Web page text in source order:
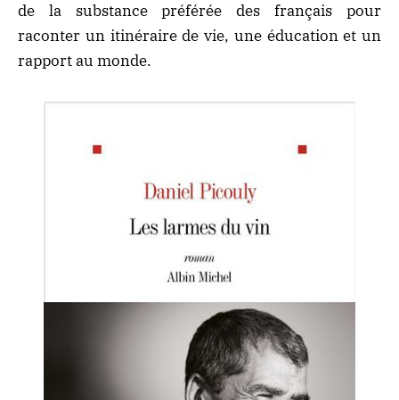
de la substance préférée des français pour
raconter un itinéraire de vie, une éducation et un
rapport au monde.